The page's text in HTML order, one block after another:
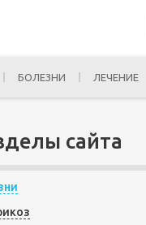
БОЛЕЗНИ ЛЕЧЕНИЕ
сайта